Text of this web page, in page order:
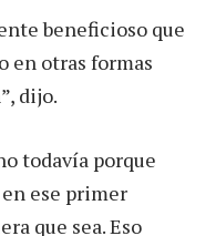
beneficioso que
en otras formas
dijo.
todavía porque
ese primer
que sea. Eso